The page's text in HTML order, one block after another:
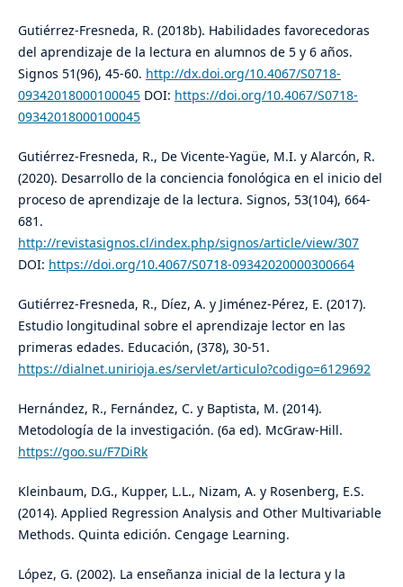
Gutiérrez-Fresneda, R. (2018b). Habilidades favorecedoras
del aprendizaje de la lectura en alumnos de 5 y 6 años.
Signos 51(96), 45-60. http://dx.doi.org/10.4067/S0718-
09342018000100045DOI: https://doi.org/10.4067/S0718-
09342018000100045
Gutiérrez-Fresneda, R., De Vicente-Yagüe, M.I. y Alarcón, R.
(2020). Desarrollo de la conciencia fonológica en el inicio del
proceso de aprendizaje de la lectura. Signos, 53(104), 664-
681.
http://revistasignos.cl/index.php/signos/article/view/307
DOI: https://doi.org/10.4067/S0718-09342020000300664
Gutiérrez-Fresneda, R., Díez, A. y Jiménez-Pérez, E. (2017).
Estudio longitudinal sobre el aprendizaje lector en las
primeras edades. Educación, (378), 30-51.
https://dialnet.unirioja.es/servlet/articulo?codigo=6129692
Hernández, R., Fernández, C. y Baptista, M. (2014).
Metodología de la investigación. (6a ed). McGraw-Hill.
https://goo.su/F7DiRk
Kleinbaum, D.G., Kupper, L.L., Nizam, A. y Rosenberg, E.S.
(2014). Applied Regression Analysis and Other Multivariable
Methods. Quinta edición. Cengage Learning.
López, G. (2002). La enseñanza inicial de la lectura y la